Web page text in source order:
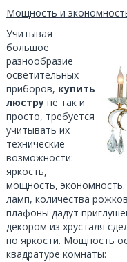
Мощность и
Учитывая
большое
разнообразие
осветительных
приборов, купить
люстру не так и
просто, требуется
учитывать их
технические
возможности:
яркость,
мощность, экономность.
ламп, количества
плафоны дадут
декором из хрусталя
по яркости. Мощность
квадратуре комнаты: